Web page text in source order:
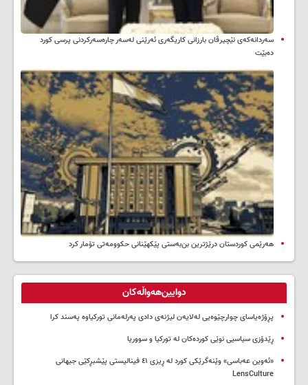
سه‌ردانه‌کەی نێچیرڤان بارزانی كاریگه‌ری ئه‌رێنی له‌سه‌ر چاره‌سه‌ركردنی پرسی كورد
ده‌بێت
هەرێمی کوردستان درێژترین بن‌بەستی پێکهێنانی حکوومەتی تۆمار کرد
دوایین‌هەواڵەکان
پڕۆژەیاسای چوارچێوەیی لەلایەن لیژنەی دادی پەرلەمانی تورکیاوە پەسند کرا
ڕێدۆزی سیاسیی نوێی کوردەکان لە تورکیا و سووریا
«ئەوین عەباسی» وێنەگرێکی کورد لە ڕیزی ٤١ فینالیستی پێشبڕکێی جیهانی
LensCulture